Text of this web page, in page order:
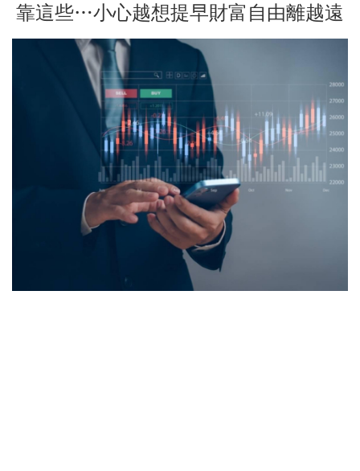
靠這些…小心越想提早財富自由離越遠